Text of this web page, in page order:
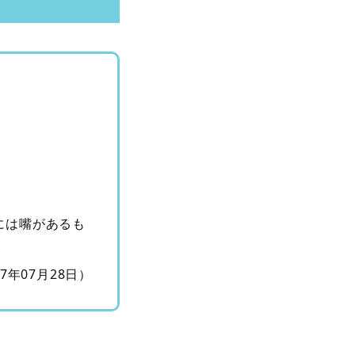
は嘴があるも
年07月28日）